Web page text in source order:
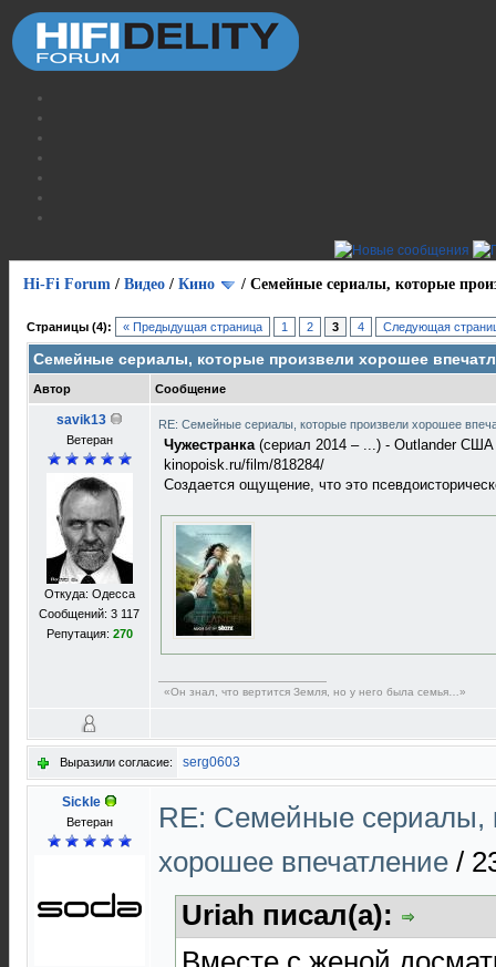
Hi-Fi Forum / Видео / Кино / Cемейные сериалы, которые
Страницы (4): « Предыдущая страница 1 2 3 4 Следующая
Cемейные сериалы, которые произвели хорошее
Автор Сообщение
savik13
Ветеран
Откуда: Одесса
Сообщений: 3 117
Репутация: 270
RE: Cемейные сериалы, которые произвели хорошее
Чужестранка(сериал 2014 – ...) - Outlander CША
kinopoisk.ru/film/818284/
Создается ощущение, что это
«Он знал, что вертится Земля, но у него была семья…»
Выразили согласие: serg0603
Sickle
Ветеран
RE: Cемейные сериалы,
хорошее впечатление /
Uriah писал(а):